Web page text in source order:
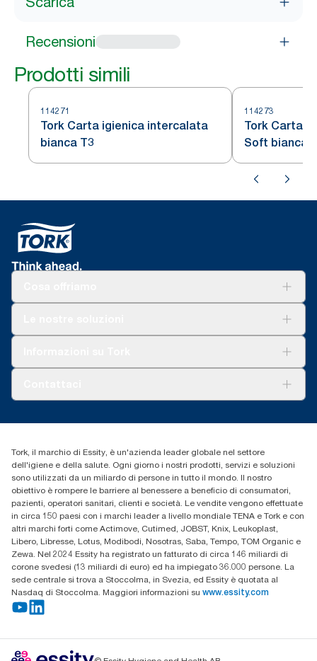
Recensioni
Prodotti simili
114271
Tork Carta igienica intercalata
bianca T3
114273
Tork Carta
Soft bianca
+39 0331 443896
Tork, il marchio di Essity, è un'azienda leader globale nel settore
dell'igiene e della salute. Ogni giorno i nostri prodotti, servizi e soluzioni
sono utilizzati da un miliardo di persone in tutto il mondo. Il nostro
obiettivo è rompere le barriere al benessere a beneficio di consumatori,
pazienti, operatori sanitari, clienti e società. Le vendite vengono effettuate
in circa 150 paesi con i marchi leader a livello mondiale TENA e Tork e con
altri marchi forti come Actimove, Cutimed, JOBST, Knix, Leukoplast,
Libero, Libresse, Lotus, Modibodi, Nosotras, Saba, Tempo, TOM Organic e
Zewa. Nel 2024 Essity ha registrato un fatturato di circa 146 miliardi di
corone svedesi (13 miliardi di euro) ed ha impiegato 36.000 persone. La
sede centrale si trova a Stoccolma, in Svezia, ed Essity è quotata al
Nasdaq di Stoccolma. Maggiori informazioni su www.essity.com